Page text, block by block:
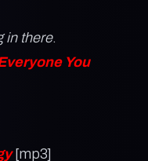
in there.
You
[mp3]